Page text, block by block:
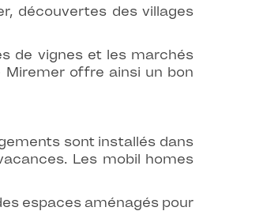
découvertes des villages
de vignes et les marchés
Miremer offre ainsi un bon
sont installés dans
Les mobil homes
espaces aménagés pour